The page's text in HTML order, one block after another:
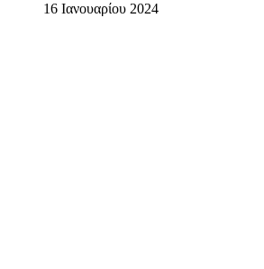
16 Ιανουαρίου 2024